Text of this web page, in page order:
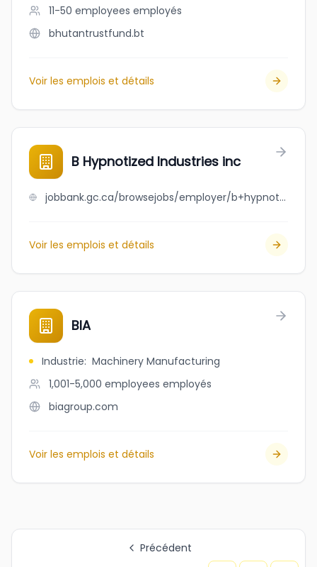
11-50 employees employés
bhutantrustfund.bt
Voir les emplois et détails
B Hypnotized Industries inc
jobbank.gc.ca/browsejobs/employer/b+hypnotized+industries+inc/ca
Voir les emplois et détails
BIA
Industrie: Machinery Manufacturing
1,001-5,000 employees employés
biagroup.com
Voir les emplois et détails
Précédent